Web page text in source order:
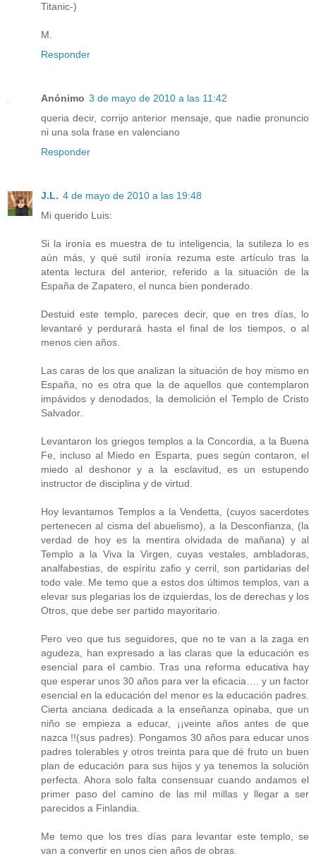
Titanic-)
M.
Responder
Anónimo 3 de mayo de 2010 a las 11:42
queria decir, corrijo anterior mensaje, que nadie pronuncio
ni una sola frase en valenciano
Responder
J.L. 4 de mayo de 2010 a las 19:48
Mi querido Luis:
Si la ironía es muestra de tu inteligencia, la sutileza lo es
aún más, y qué sutil ironía rezuma este artículo tras la
atenta lectura del anterior, referido a la situación de la
España de Zapatero, el nunca bien ponderado.
Destuid este templo, pareces decir, que en tres días, lo
levantaré y perdurará hasta el final de los tiempos, o al
menos cien años.
Las caras de los que analizan la situación de hoy mismo en
España, no es otra que la de aquellos que contemplaron
impávidos y denodados, la demolición el Templo de Cristo
Salvador.
Levantaron los griegos templos a la Concordia, a la Buena
Fe, incluso al Miedo en Esparta, pues según contaron, el
miedo al deshonor y a la esclavitud, es un estupendo
instructor de disciplina y de virtud.
Hoy levantamos Templos a la Vendetta, (cuyos sacerdotes
pertenecen al cisma del abuelismo), a la Desconfianza, (la
verdad de hoy es la mentira olvidada de mañana) y al
Templo a la Viva la Virgen, cuyas vestales, ambladoras,
analfabestias, de espíritu zafio y cerril, son partidarias del
todo vale. Me temo que a estos dos últimos templos, van a
elevar sus plegarias los de izquierdas, los de derechas y los
Otros, que debe ser partido mayoritario.
Pero veo que tus seguidores, que no te van a la zaga en
agudeza, han expresado a las claras que la educación es
esencial para el cambio. Tras una reforma educativa hay
que esperar unos 30 años para ver la eficacia…. y un factor
esencial en la educación del menor es la educación padres.
Cierta anciana dedicada a la enseñanza opinaba, que un
niño se empieza a educar, ¡¡veinte años antes de que
nazca !!(sus padres). Pongamos 30 años para educar unos
padres tolerables y otros treinta para que dé fruto un buen
plan de educación para sus hijos y ya tenemos la solución
perfecta. Ahora solo falta consensuar cuando andamos el
primer paso del camino de las mil millas y llegar a ser
parecidos a Finlandia.
Me temo que los tres días para levantar este templo, se
van a convertir en unos cien años de obras.